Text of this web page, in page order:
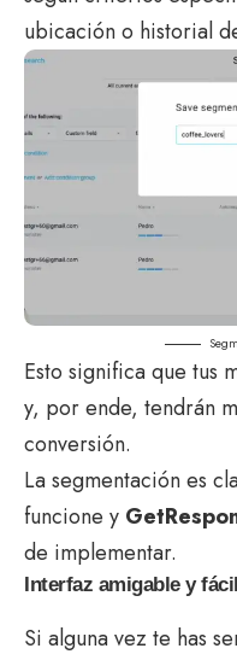
ubicación o historial
Esto significa que tus
y, por ende, tendrán
conversión.
La segmentación es
funcione y
de implementar.
Interfaz amigable y
Si alguna vez te has